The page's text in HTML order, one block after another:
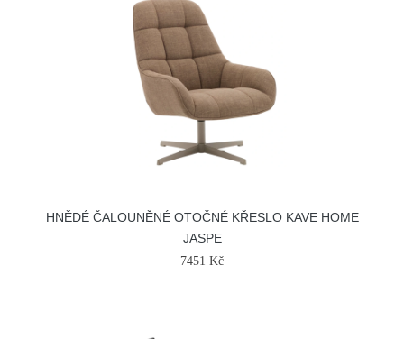
HNĚDÉ ČALOUNĚNÉ OTOČNÉ KŘESLO KAVE HOME
JASPE
7451 Kč